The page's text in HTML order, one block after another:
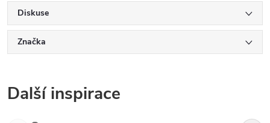
Diskuse
Značka
Další inspirace